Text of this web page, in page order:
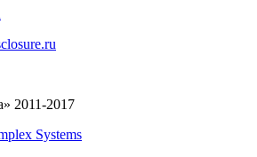
2011-2017
Systems